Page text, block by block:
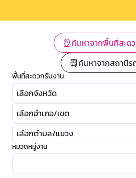
ค้นหาจากพื้นที่สะด
ค้นหาจากสถานีร
พื้นที่สะดวกรับงาน
เลือกจังหวัด
เลือกอำเภอ/เขต
เลือกตำบล/แขวง
หมวดหมู่งาน